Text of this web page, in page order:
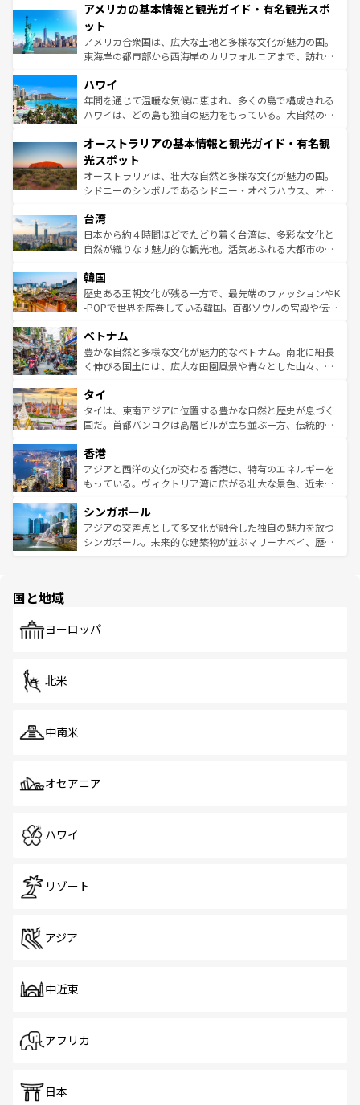
ンツ一覧を参照してほしい。
の建物がそのまま残る町や、スイスならではのユニークな
博物館もあり、アルプス観光だけでなく町歩きも満喫する
ことができる。国民の所得が高いため物価も高いが、旅行
者向けの交通パス提供のサービスもあり、うまく活用すれ
着のスイス情報は
アメリカの基本情報と観光ガイド・有名観光スポ
ット
アメリカ合衆国は、広大な土地と多様な文化が魅力の国。
東海岸の都市部から西海岸のカリフォルニアまで、訪れる
のような巨大都市は、観光、ショッピング、エンターテイ
ンメントが詰まった刺激的なスポットだ。一方、アメリカ
西部には大自然が広がり、グランドキャニオンやイエロー
部のニューオーリンズでは、音楽と美食が融合した独特の
文化が魅力。旅行者はアメリカの各地域で異なる魅力を楽
しみながら、その多様性と豊かな歴史を感じることができ
るだろう。車でのロードトリップや列車の旅も、アメリカ
情報は
ハワイ
年間を通じて温暖な気候に恵まれ、多くの島で構成される
ハワイは、どの島も独自の魅力をもっている。大自然の神
ワイ島は見逃せない。また、定番の観光地といえばオアフ
島だが、静かな自然を求めるならマウイ島やカウアイ島が
おすすめ。エメラルドグリーンに輝く海をはじめ、豊かな
文化や歴史が息づいている。「アロハスピリット」と呼ば
人々、おいしいローカルフードやハワイアンミュージッ
ク、伝統的なフラダンスなど、すべてがハワイの魅力を彩
っている。訪れるたびに新しい発見と感動が待っているハ
はコンテンツ一覧
オーストラリアの基本情報と観光ガイド・有名観
光スポット
オーストラリアは、壮大な自然と多様な文化が魅力の国。
シドニーのシンボルであるシドニー・オペラハウス、オー
リアリーフや大陸中央部にそびえるウルル（エアーズロッ
ク）、タスマニアの美しい原生林やケアンズの熱帯雨林な
ど、見どころがたくさん。また、カフェやワイン、オージ
いる。アクティビティも充実しており、サーフィンやダイ
ビング、ハイキングなど、アウトドア好きにはたまらな
い。オーストラリアの多彩な魅力を存分に味わいつくそ
参照してほしい。
台湾
日本から約４時間ほどでたどり着く台湾は、多彩な文化と
自然が織りなす魅力的な観光地。活気あふれる大都市の台
ン）、静ひつな山岳地帯である台湾東部など、都市の喧騒
と山間の静けさが共存しており、訪れる人に新しい発見と
驚きをもたらしてくれる。また、奥深い台湾の食文化も魅
容にもいいと評判のスイーツなど、バラエティ豊かな料理
が味わえる。 なお、新着の台湾情報は コンテンツ一覧を参
照してほしい。
韓国
歴史ある王朝文化が残る一方で、最先端のファッションやK
-POPで世界を席巻している韓国。首都ソウルの宮殿や伝統
き、地方に足を延ばせば四季折々の自然美を楽しむことが
できる。そして、キムチや焼肉、絶品のストリートフード
まで、さまざまな韓国料理が待っている。夜には、韓国な
リティに包まれながら、韓国の多彩な魅力を心ゆくまで味
わってみてほしい。 なお、新着の韓国情報はコンテンツ一
覧を参照してほしい。
ベトナム
豊かな自然と多様な文化が魅力的なベトナム。南北に細長
く伸びる国土には、広大な田園風景や青々とした山々、世
急速な発展と共に伝統が息づく。ハノイの古い町並みやホ
ーチミン市のフランス統治時代の建物も、独特の雰囲気を
醸し出している。また、バラエティの豊かさとおいしさで
とつ。フォーやバインミー、ベトナムコーヒーなどは、ぜ
ひ現地で味わいたい。どの地域を訪れてもあたたかい人々
が旅行者を迎えてくれるので、きっと忘れられない旅にな
参照してほしい。
タイ
タイは、東南アジアに位置する豊かな自然と歴史が息づく
国だ。首都バンコクは高層ビルが立ち並ぶ一方、伝統的な
の活気が交差している。北部ではチェンマイなどの山岳地
帯で自然と触れ合い、南部ではプーケットやクラビの美し
いビーチでリゾート気分を楽しむことができる。タイ料理
激する。気候は一年中温暖で、どの季節にも異なる楽しみ
が待っている。親しみやすいタイの人々、仏教を中心とし
た文化、そして多様な観光資源が、訪れる旅人を魅了し続
香港
アジアと西洋の文化が交わる香港は、特有のエネルギーを
もっている。ヴィクトリア湾に広がる壮大な景色、近未来
み、どこを訪れても感動するはず。観光スポットが密集し
ており、効率よく見どころを回れるのも魅力。息をのむよ
うな絶景から文化的な体験まで、香港を存分に楽しみ尽く
シンガポール
アジアの交差点として多文化が融合した独自の魅力を放つ
シンガポール。未来的な建築物が並ぶマリーナベイ、歴史
で、ホーカーズは地元の風情を楽しめる外せないスポット
国と地域
ヨーロッパ
北米
中南米
オセアニア
ハワイ
リゾート
アジア
中近東
アフリカ
日本